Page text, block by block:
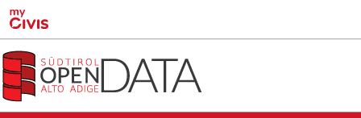
Skip to main content